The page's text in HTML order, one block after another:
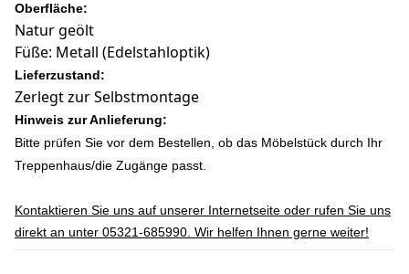
Oberfläche:
Natur geölt
Füße: Metall (Edelstahloptik)
Lieferzustand:
Zerlegt zur Selbstmontage
Hinweis zur Anlieferung:
Bitte prüfen Sie vor dem Bestellen, ob das Möbelstück durch Ihr
Treppenhaus/die Zugänge passt.
Kontaktieren Sie uns auf unserer Internetseite oder rufen Sie uns
direkt an unter 05321-685990. Wir helfen Ihnen gerne weiter!